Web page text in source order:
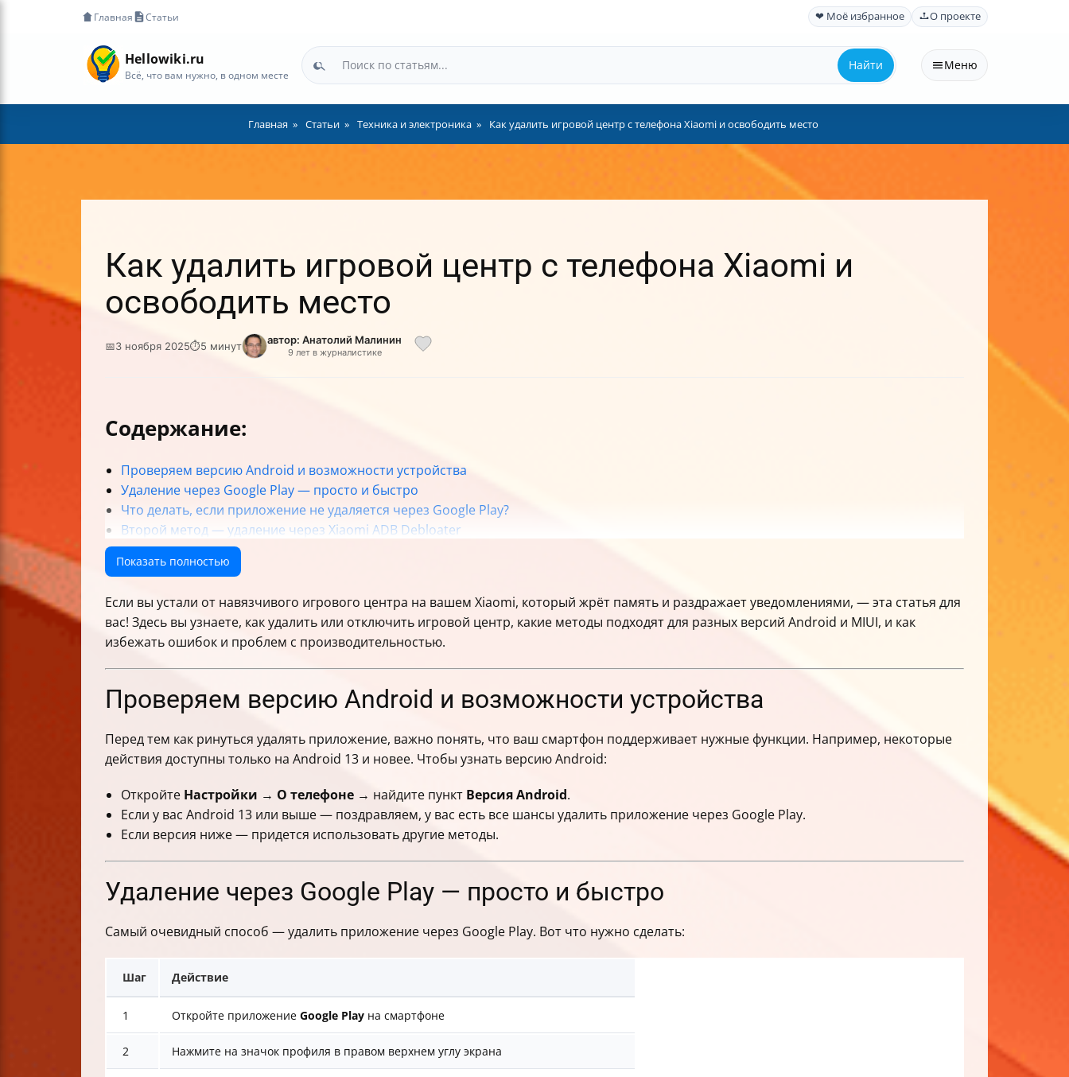
Главная Статьи ❤ Моё избранное О проекте
Hellowiki.ru
Всё, что вам нужно, в одном месте
Найти Меню
Главная Статьи Техника и электроника Как удалить игровой центр с телефона Xiaomi и освободить место
Как удалить игровой центр с телефона Xiaomi и
освободить место
📅3 ноября 2025⏱5 минут автор: Анатолий Малинин
9 лет в журналистике
Содержание:
Проверяем версию Android и возможности устройства
Удаление через Google Play — просто и быстро
Что делать, если приложение не удаляется через Google Play?
Второй метод — удаление через Xiaomi ADB Debloater
Архивирование приложений — альтернатива удалению
Что происходит после удаления или архивирования
Особенности удаления приложений на Xiaomi
Как понять, что удаление прошло успешно
Таблица сравнения методов удаления
Заключение
Показать полностью
Если вы устали от навязчивого игрового центра на вашем Xiaomi, который жрёт память и раздражает уведомлениями, — эта статья для
вас! Здесь вы узнаете, как удалить или отключить игровой центр, какие методы подходят для разных версий Android и MIUI, и как
избежать ошибок и проблем с производительностью.
Проверяем версию Android и возможности устройства
Перед тем как ринуться удалять приложение, важно понять, что ваш смартфон поддерживает нужные функции. Например, некоторые
действия доступны только на Android 13 и новее. Чтобы узнать версию Android:
Откройте Настройки → О телефоне → найдите пункт Версия Android.
Если у вас Android 13 или выше — поздравляем, у вас есть все шансы удалить приложение через Google Play.
Если версия ниже — придется использовать другие методы.
Удаление через Google Play — просто и быстро
Самый очевидный способ — удалить приложение через Google Play. Вот что нужно сделать:
Шаг Действие
1 Откройте приложение Google Play на смартфоне
2 Нажмите на значок профиля в правом верхнем углу экрана